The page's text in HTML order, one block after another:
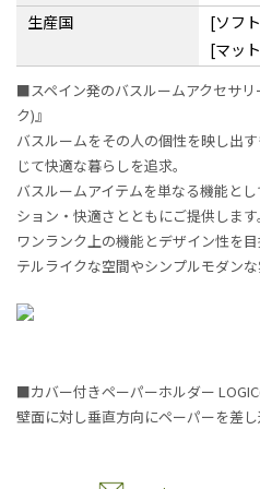
生産国
[ソフ
[マッ
■スペイン発のバスルームアクセサリ
ク)』
バスルームをその人の個性を映し出
じて快適な暮らしを追求。
バスルームアイテムを単なる機能と
ション・快適さとともにご提供します。
ワンランク上の機能とデザイン性を
テルライクな空間やシンプルモダンな
■カバー付きペーパーホルダー
壁面に対し垂直方向にペーパーを差し